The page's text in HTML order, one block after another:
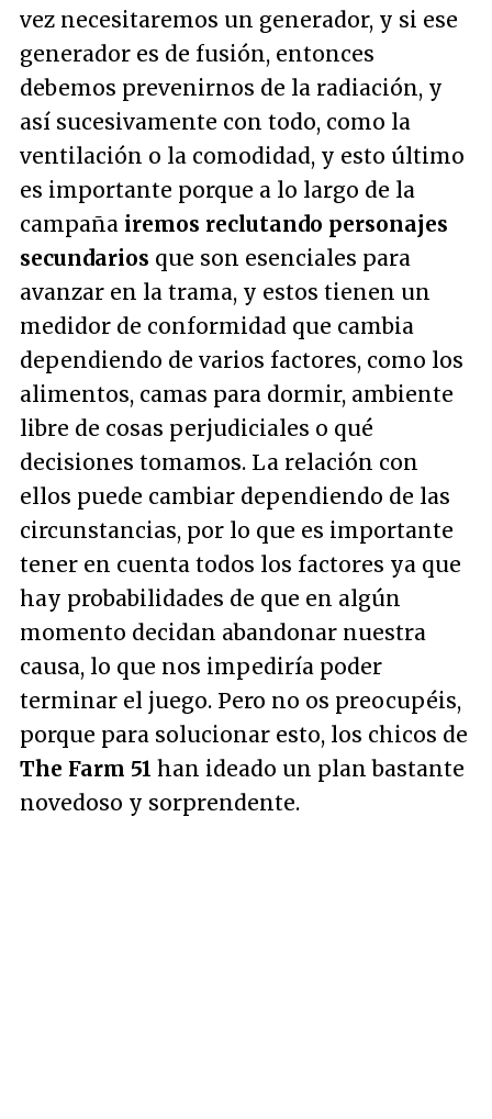
vez necesitaremos un generador, y si ese
generador es de fusión, entonces
debemos prevenirnos de la radiación, y
así sucesivamente con todo, como la
ventilación o la comodidad, y esto último
es importante porque a lo largo de la
campaña iremos reclutando personajes
secundarios que son esenciales para
avanzar en la trama, y estos tienen un
medidor de conformidad que cambia
dependiendo de varios factores, como los
alimentos, camas para dormir, ambiente
libre de cosas perjudiciales o qué
decisiones tomamos. La relación con
ellos puede cambiar dependiendo de las
circunstancias, por lo que es importante
tener en cuenta todos los factores ya que
hay probabilidades de que en algún
momento decidan abandonar nuestra
causa, lo que nos impediría poder
terminar el juego. Pero no os preocupéis,
porque para solucionar esto, los chicos de
The Farm 51 han ideado un plan bastante
novedoso y sorprendente.